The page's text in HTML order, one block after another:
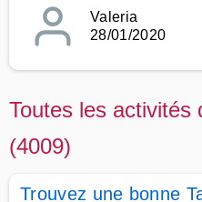
Valeria
28/01/2020
Toutes les activités
(4009)
Trouvez une bonne